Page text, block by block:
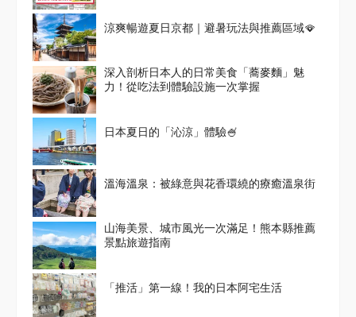
涼爽暢遊夏日京都｜避暑玩法與推薦區域🪭
深入剖析日本人的日常美食「蕎麥麵」魅
力！從吃法到體驗設施一次掌握
日本夏日的「沁涼」體驗🍧
溫海溫泉：被綠意與花香環繞的療癒溫泉街
山海美景、城市風光一次滿足！熊本縣推薦
景點旅遊指南
「推活」第一線！我的日本阿宅生活